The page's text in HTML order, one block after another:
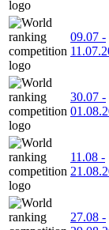
09.07 -
30.07 -
11.08 -
27.08 -